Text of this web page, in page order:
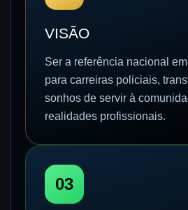
VISÃO
Ser a referência nacional
para carreiras policiais,
sonhos de servir à
realidades profissionais.
03